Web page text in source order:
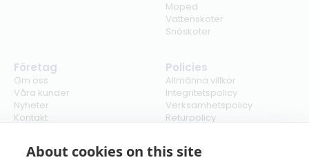
About cookies on this site
Moped
Vattenskoter
Snöskoter
Företag
Om oss
Våra kunder
Nyheter
Kontakt
Policies
Allmänna villkor
Integritetspolicy
Verksamhetspolicy
Returpolicy
Cookies